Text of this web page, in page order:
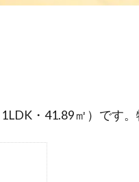
・41.89㎡）です